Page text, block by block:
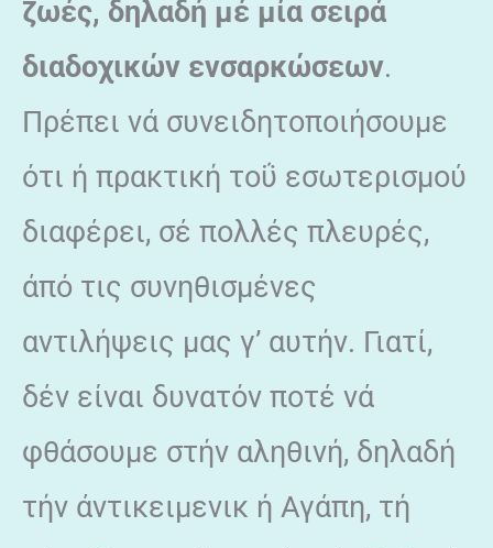
ζωές, δηλαδή μέ μία σειρά
διαδοχικών ενσαρκώσεων.
Πρέπει νά συνειδητοποιήσουμε
ότι ή πρακτική τοΰ εσωτερισμού
διαφέρει, σέ πολλές πλευρές,
άπό τις συνηθισμένες
αντιλήψεις μας γ’ αυτήν. Γιατί,
δέν είναι δυνατόν ποτέ νά
φθάσουμε στήν αληθινή, δηλαδή
τήν άντικειμενικ ή Αγάπη, τή